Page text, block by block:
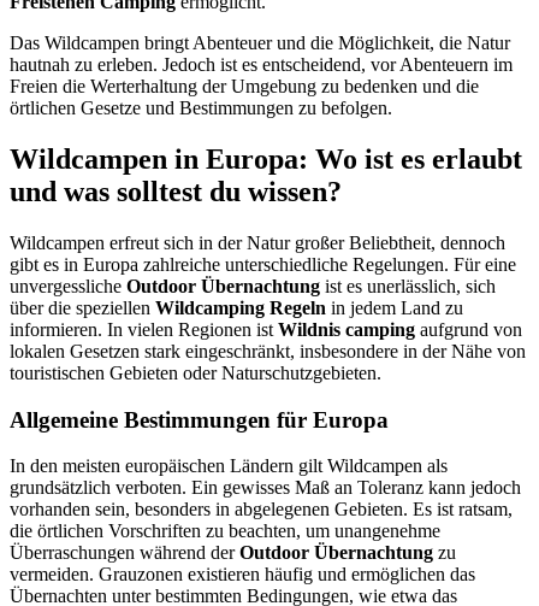
Das Wildcampen bringt Abenteuer und die Möglichkeit, die Natur
hautnah zu erleben. Jedoch ist es entscheidend, vor Abenteuern im
Freien die Werterhaltung der Umgebung zu bedenken und die
örtlichen Gesetze und Bestimmungen zu befolgen.
Wildcampen in Europa: Wo ist es erlaubt
und was solltest du wissen?
Wildcampen erfreut sich in der Natur großer Beliebtheit, dennoch
gibt es in Europa zahlreiche unterschiedliche Regelungen. Für eine
unvergessliche Outdoor Übernachtung ist es unerlässlich, sich
über die speziellen Wildcamping Regeln in jedem Land zu
informieren. In vielen Regionen ist Wildnis camping aufgrund von
lokalen Gesetzen stark eingeschränkt, insbesondere in der Nähe von
touristischen Gebieten oder Naturschutzgebieten.
Allgemeine Bestimmungen für Europa
In den meisten europäischen Ländern gilt Wildcampen als
grundsätzlich verboten. Ein gewisses Maß an Toleranz kann jedoch
vorhanden sein, besonders in abgelegenen Gebieten. Es ist ratsam,
die örtlichen Vorschriften zu beachten, um unangenehme
Überraschungen während derOutdoor Übernachtung zu
vermeiden. Grauzonen existieren häufig und ermöglichen das
Übernachten unter bestimmten Bedingungen, wie etwa das